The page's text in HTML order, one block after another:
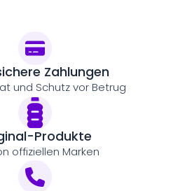
Zahlungen
und Schutz vor Betrug
Produkte
offiziellen Marken